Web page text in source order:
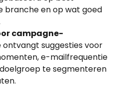
branche en op wat goed
campagne-
ontvangt suggesties voor
e-mailfrequentie
te segmenteren